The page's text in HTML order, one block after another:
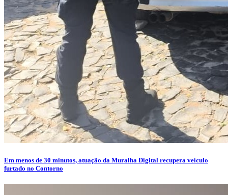
Em menos de 30 minutos, atuação da Muralha Digital recupera veículo
furtado no Contorno